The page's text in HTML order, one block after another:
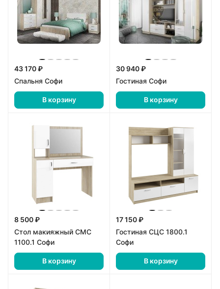
43 170 ₽
Спальня Софи
В корзину
30 940 ₽
Гостиная Софи
В корзину
8 500 ₽
Стол макияжный СМС
1100.1 Софи
В корзину
17 150 ₽
Гостиная СЦС 1800.1
Софи
В корзину